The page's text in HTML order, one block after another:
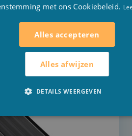
inbouw externe
solar 9 m x 3,5
DETAIL
met ons Cookiebeleid.
Alles accepteren
Alles afwijzen
DETAILS WEERGEVEN